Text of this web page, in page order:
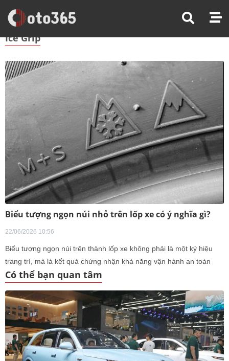
Trang Chủ Ice Grip
Ice Grip
Biểu tượng ngọn núi nhỏ trên lốp xe có ý nghĩa gì?
22/06/2026 10:56
Biểu tượng ngọn núi trên thành lốp xe không phải là một ký hiệu
trang trí, mà là kết quả chứng nhận khả năng vận hành an toàn
trong thời tiết khắc nghiệt.
Có thể bạn quan tâm